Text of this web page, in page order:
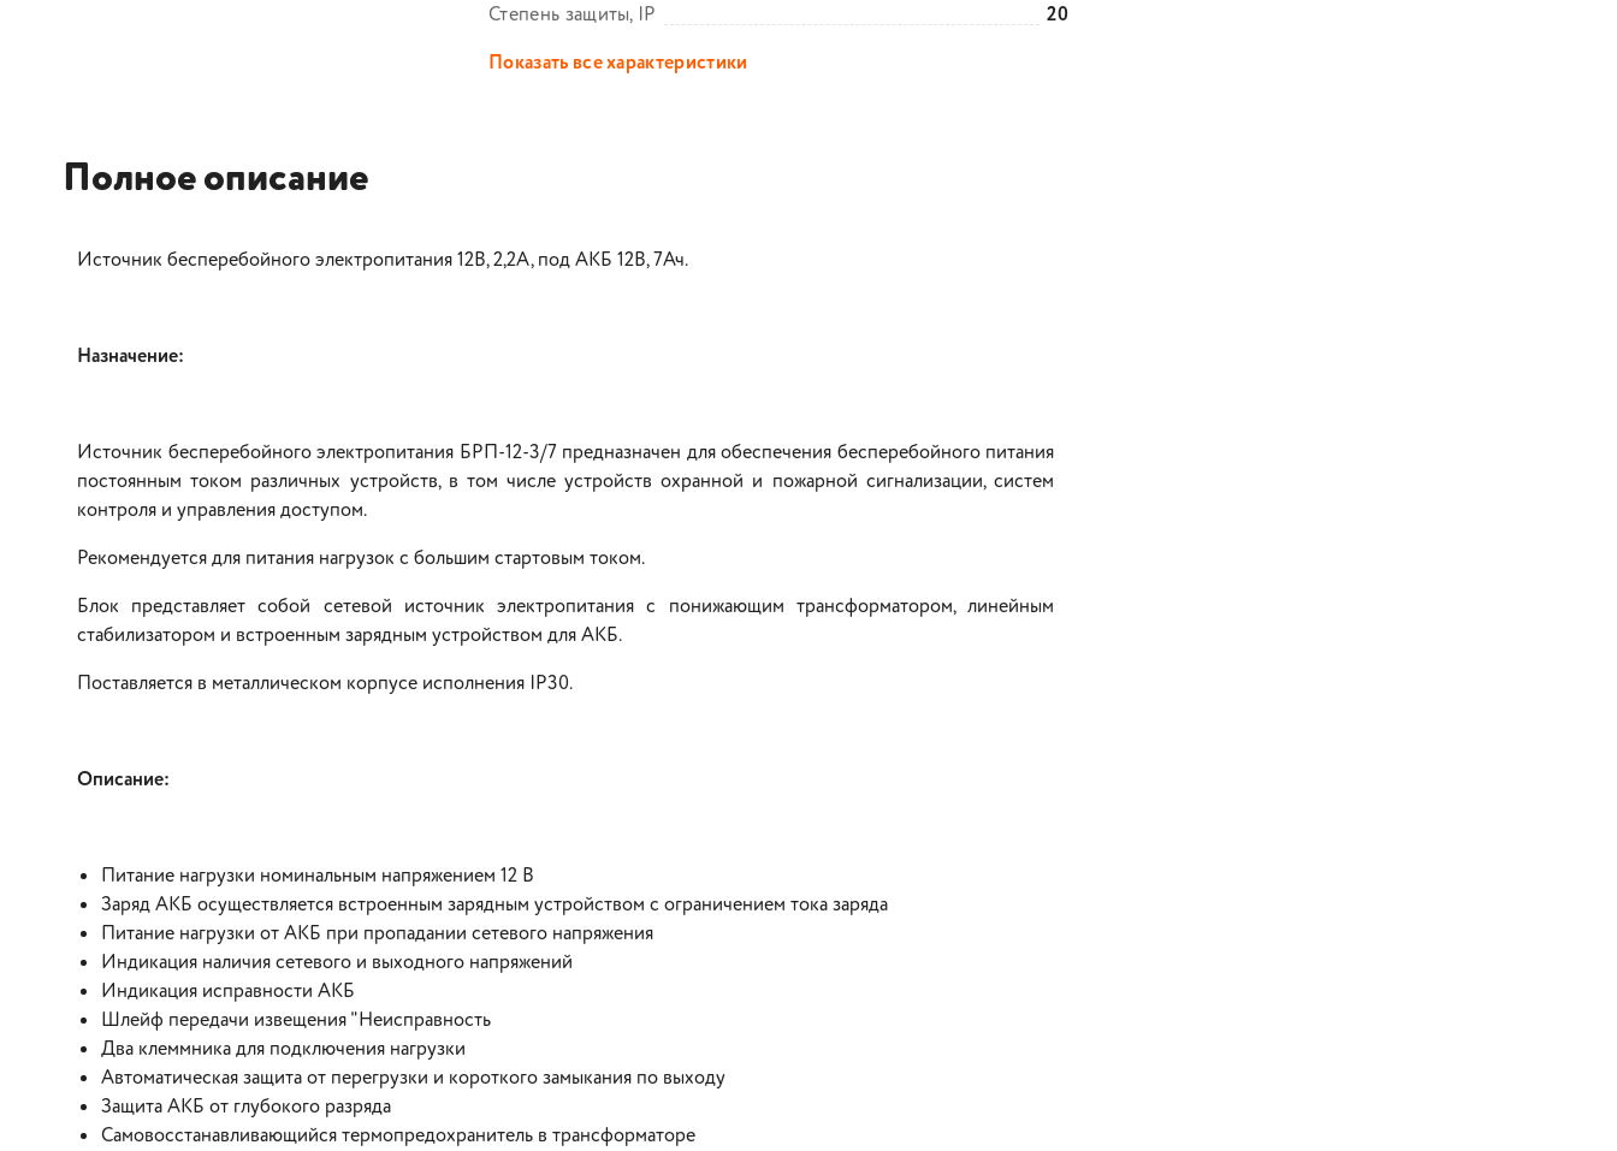
Степень защиты, IP
20
Показать все характеристики
Полное описание
Источник бесперебойного электропитания 12В, 2,2А, под АКБ 12В, 7Ач.
Назначение:
Источник бесперебойного электропитания БРП-12-3/7 предназначен для обеспечения бесперебойного питания
постоянным током различных устройств, в том числе устройств охранной и пожарной сигнализации, систем
контроля и управления доступом.
Рекомендуется для питания нагрузок с большим стартовым током.
Блок представляет собой сетевой источник электропитания с понижающим трансформатором, линейным
стабилизатором и встроенным зарядным устройством для АКБ.
Поставляется в металлическом корпусе исполнения IP30.
Описание:
Питание нагрузки номинальным напряжением 12 В
Заряд АКБ осуществляется встроенным зарядным устройством с ограничением тока заряда
Питание нагрузки от АКБ при пропадании сетевого напряжения
Индикация наличия сетевого и выходного напряжений
Индикация исправности АКБ
Шлейф передачи извещения "Неисправность
Два клеммника для подключения нагрузки
Автоматическая защита от перегрузки и короткого замыкания по выходу
Защита АКБ от глубокого разряда
Самовосстанавливающийся термопредохранитель в трансформаторе